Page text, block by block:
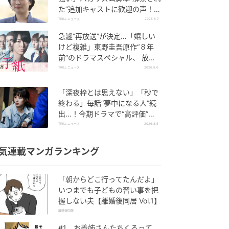
た”追加キャストに歓迎の声！新
【NHK連続テレビ小説】
TRILL ニュース 2026.8.7
急遽“再放送”が決定…「嬉しい
けど複雑」東野圭吾原作“８年
前”のドラマスペシャル、 放送
内容“変更”に反響
TRILL ニュース 2026.8.6
「深夜枠とは思えない」「秒で
終わる」毎話“夢中になる人”続
出…！今期ドラマで“高評価”が
続く【カンテレ夏ドラマ】
TRILL ニュース 2026.8.5
連載マンガランキング
「朝からどこ行ってたんだよ」
いつまでも子どもの習い事を把
握しない夫【離婚後同居 Vol.1】
離婚後同居